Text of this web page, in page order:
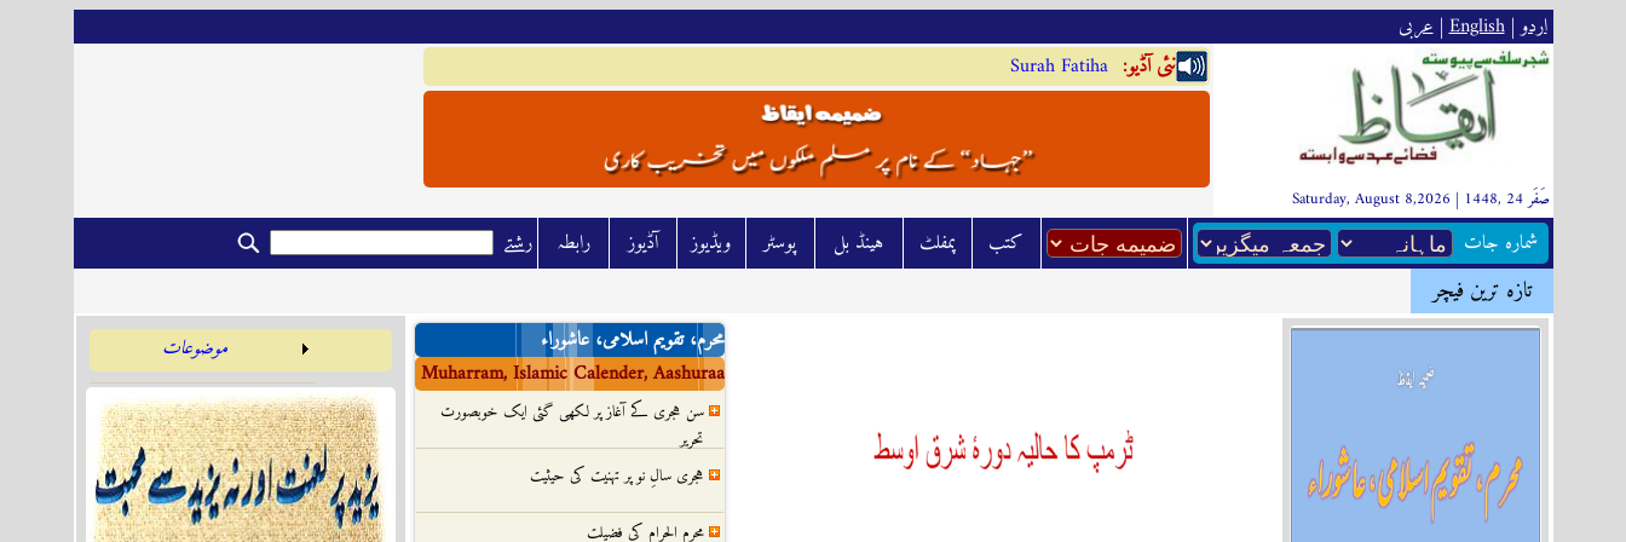
عربى|English|اردو
Surah Fatiha :نئى آڈيو
Saturday, August 8,2026 | 1448, صَفَر 24
رشتے رابطہ آڈيوز ويڈيوز پوسٹر ہينڈ بل پمفلٹ کتب شماره جات
تازہ ترين فیچر
موضوعات
محرم، تقویم اسلامی، عاشوراء
Muharram, Islamic Calender, Aashuraa
سن ہجری کے آغاز پر لکھی گئی ایک خوبصورت
تحریر
ہجری سالِ نو پر تہنیت کی حیثیت
محرم الحرام کی فضیلت